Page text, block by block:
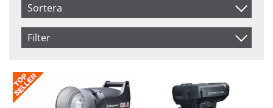
Sortera
Artikelkod
Inkl. Moms
Filter
I lager
Ej i lager